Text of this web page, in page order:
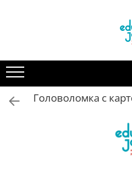
1-2 ani
3-4 ani
5-7 aniГоловоломка с